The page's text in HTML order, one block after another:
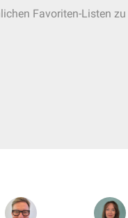
Favoriten-Listen